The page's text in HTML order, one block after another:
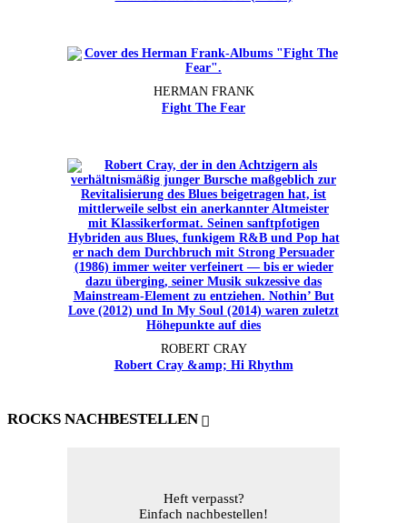
HERMAN FRANK
Fight The Fear
ROBERT CRAY
Robert Cray &amp; Hi Rhythm
ROCKS NACHBESTELLEN
Heft verpasst?
Einfach nachbestellen!